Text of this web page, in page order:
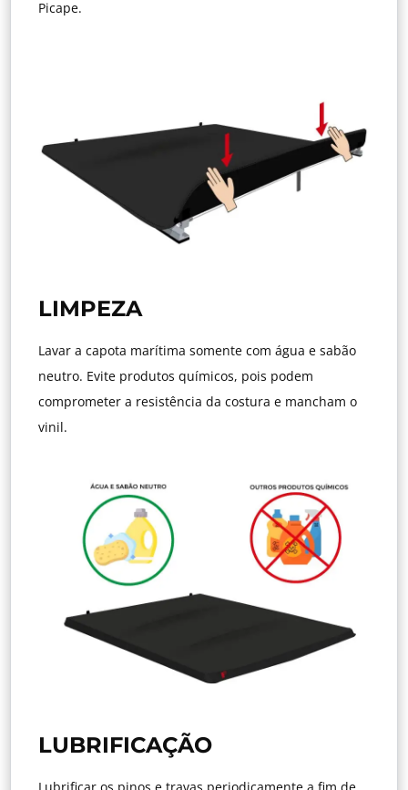
Picape.
LIMPEZA
Lavar a capota marítima somente com água e sabão
neutro. Evite produtos químicos, pois podem
comprometer a resistência da costura e mancham o
vinil.
LUBRIFICAÇÃO